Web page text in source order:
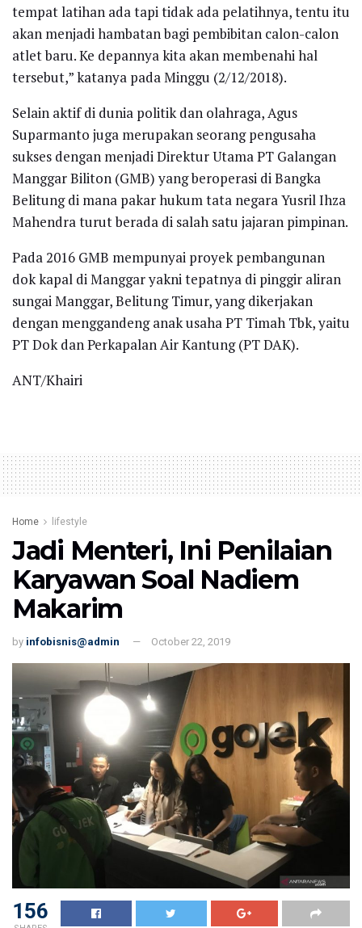
tempat latihan ada tapi tidak ada pelatihnya, tentu itu
akan menjadi hambatan bagi pembibitan calon-calon
atlet baru. Ke depannya kita akan membenahi hal
tersebut,” katanya pada Minggu (2/12/2018).
Selain aktif di dunia politik dan olahraga, Agus
Suparmanto juga merupakan seorang pengusaha
sukses dengan menjadi Direktur Utama PT Galangan
Manggar Biliton (GMB) yang beroperasi di Bangka
Belitung di mana pakar hukum tata negara Yusril Ihza
Mahendra turut berada di salah satu jajaran pimpinan.
Pada 2016 GMB mempunyai proyek pembangunan
dok kapal di Manggar yakni tepatnya di pinggir aliran
sungai Manggar, Belitung Timur, yang dikerjakan
dengan menggandeng anak usaha PT Timah Tbk, yaitu
PT Dok dan Perkapalan Air Kantung (PT DAK).
ANT/Khairi
Home lifestyle
Jadi Menteri, Ini Penilaian
Karyawan Soal Nadiem
Makarim
by infobisnis@admin October 22, 2019
156